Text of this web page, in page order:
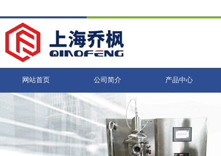
网站首页 公司简介 产品中心